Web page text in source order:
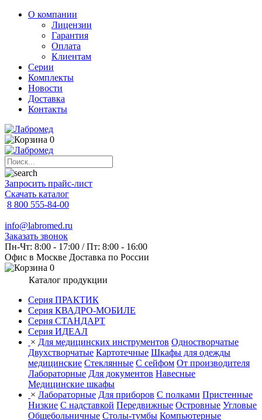
О компании
Лицензии
Гарантия
Оплата
Клиентам
Серии
Комплекты
Новости
Доставка
Контакты
0
Запросить прайс-лист
Скачать каталог
8 800 555-84-00
info@labromed.ru
Заказать звонок
Пн-Чт: 8:00 - 17:00 / Пт: 8:00 - 16:00
Офис в Москве Доставка по России
0
Каталог продукции
Серия ПРАКТИК
Серия КВАДРО-МОБИЛЕ
Серия СТАНДАРТ
Серия ИДЕАЛ
× Для медицинских инструментов Одностворчатые
Двухстворчатые Картотечные Шкафы для одежды
медицинские Стеклянные С сейфом От производителя
Лабораторные Для документов Навесные
Медицинские шкафы
× Лабораторные Для приборов С полками Пристенные
Низкие С надставкой Передвижные Островные Угловые
Общебольничные Столы-тумбы Компьютерные